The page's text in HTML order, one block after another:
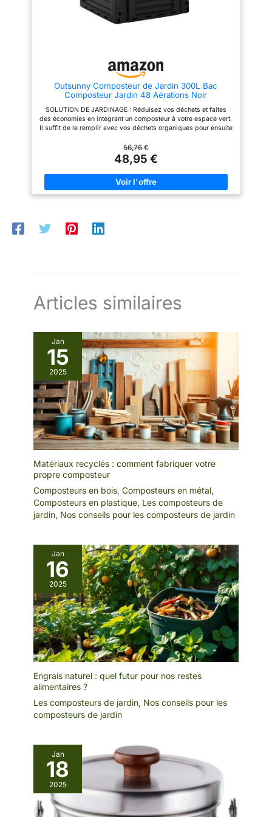
simple est fournie dans le
carton. Vous pourrez ainsi le
déplacer facilement. GRANDE
maintenant une taille non
CARACTÉRISTIQUE : Matériaux
– Polypropylène (résistant aux
Capacité–300L ; Dimensions–
58 * 58 * 80 (cm)
également résistant aux
intempéries et aux rayons UV,
noire ajoute une touche
d'élégance à votre jardin
Outsunny Composteur de Jardin 300L Bac
Composteur Jardin 48 Aérations Noir
SOLUTION DE JARDINAGE : Réduisez vos déchets et faites
des économies en intégrant un composteur à votre espace vert.
Il suffit de le remplir avec vos déchets organiques pour ensuite
ces résidus SYSTÈME CIRCULATOIRE : Ce composteur de
jardin est équipé de douze aérations par côté (soit un total de
48), optimisant ainsi la circulation de l'air et l'absorption
d'oxygène pour une fermentation très efficace COUVERCLE À
CLIPSER : Protège efficacement contre les petites bêtes
indésirables et les intempéries, en évitant que le vent ne
composteur offre une utilisation de longue durée et diminue la
nécessité de manipulations fréquentes, augmentant ainsi
56,76 €
48,95 €
Articles similaires
Jan
15
2025
Matériaux recyclés : comment fabriquer votre
propre composteur
Composteurs en bois, Composteurs en métal,
Composteurs en plastique, Les composteurs de
jardin, Nos conseils pour les composteurs de jardin
Jan
16
2025
Engrais naturel : quel futur pour nos restes
alimentaires ?
Les composteurs de jardin, Nos conseils pour les
composteurs de jardin
Jan
18
2025